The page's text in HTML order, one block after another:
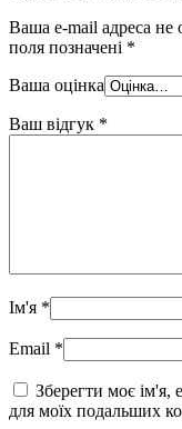
Ваша e-mail адреса
поля позначені *
Ваша оцінка
Ваш відгук *
Ім'я *
Email *
Зберегти моє ім'я,
для моїх подальших